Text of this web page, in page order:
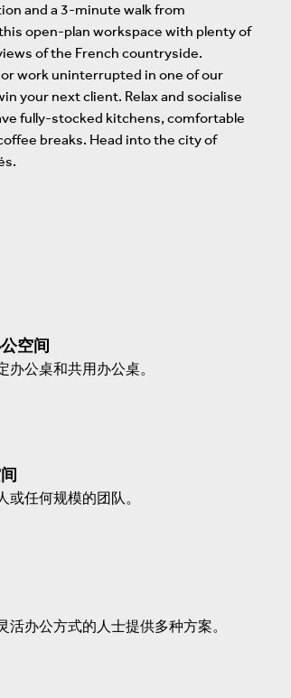
and a 3-minute walk from
open-plan workspace with plenty of
of the French countryside.
work uninterrupted in one of our
your next client. Relax and socialise
fully-stocked kitchens, comfortable
breaks. Head into the city of
空间
办公桌和共用办公桌。
或任何规模的团队。
活办公方式的人士提供多种方案。